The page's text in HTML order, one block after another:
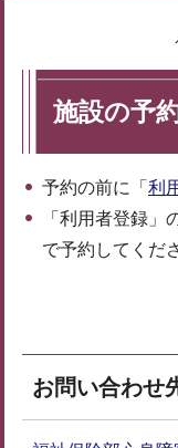
施設の予
予約の前に「 利
「利用者登録」
で予約してくだ
お問い合わせ